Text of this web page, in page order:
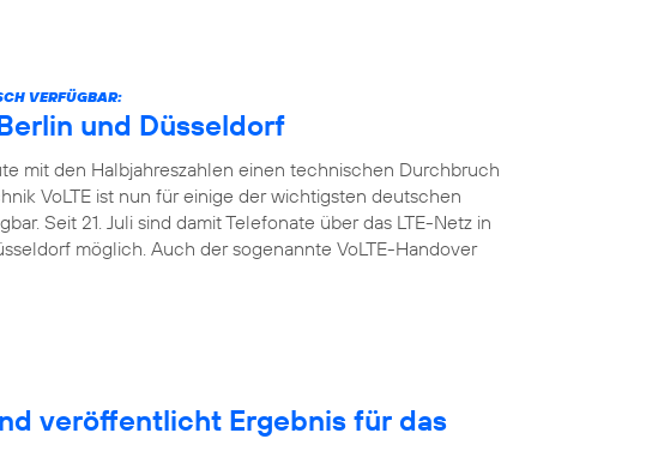
VERFÜGBAR:
und Düsseldorf
mit den Halbjahreszahlen einen technischen Durchbruch
VoLTE ist nun für einige der wichtigsten deutschen
Seit 21. Juli sind damit Telefonate über das LTE-Netz in
möglich. Auch der sogenannte VoLTE-Handover
veröffentlicht Ergebnis für das